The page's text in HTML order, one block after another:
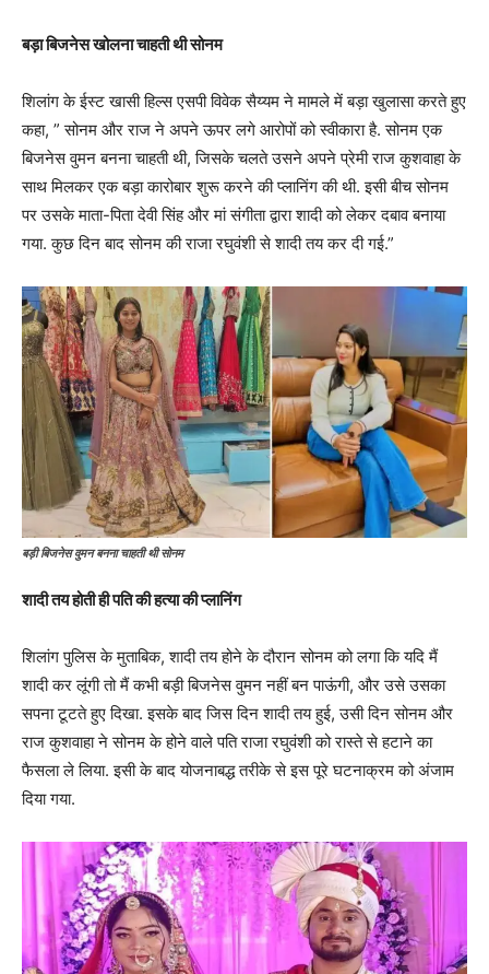
बड़ा बिजनेस खोलना चाहती थी सोनम
शिलांग के ईस्ट खासी हिल्स एसपी विवेक सैय्यम ने मामले में बड़ा खुलासा करते हुए
कहा, ” सोनम और राज ने अपने ऊपर लगे आरोपों को स्वीकारा है. सोनम एक
बिजनेस वुमन बनना चाहती थी, जिसके चलते उसने अपने प्रेमी राज कुशवाहा के
साथ मिलकर एक बड़ा कारोबार शुरू करने की प्लानिंग की थी. इसी बीच सोनम
पर उसके माता-पिता देवी सिंह और मां संगीता द्वारा शादी को लेकर दबाव बनाया
गया. कुछ दिन बाद सोनम की राजा रघुवंशी से शादी तय कर दी गई.”
बड़ी बिजनेस वुमन बनना चाहती थी सोनम
शादी तय होती ही पति की हत्या की प्लानिंग
शिलांग पुलिस के मुताबिक, शादी तय होने के दौरान सोनम को लगा कि यदि मैं
शादी कर लूंगी तो मैं कभी बड़ी बिजनेस वुमन नहीं बन पाऊंगी, और उसे उसका
सपना टूटते हुए दिखा. इसके बाद जिस दिन शादी तय हुई, उसी दिन सोनम और
राज कुशवाहा ने सोनम के होने वाले पति राजा रघुवंशी को रास्ते से हटाने का
फैसला ले लिया. इसी के बाद योजनाबद्ध तरीके से इस पूरे घटनाक्रम को अंजाम
दिया गया.